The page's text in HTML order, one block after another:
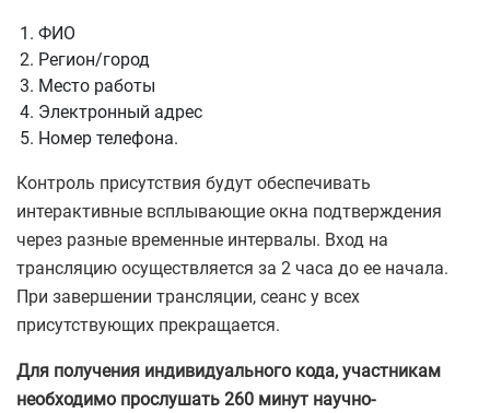
ФИО
Регион/город
Место работы
Электронный адрес
Номер телефона.
Контроль присутствия будут обеспечивать
интерактивные всплывающие окна подтверждения
через разные временные интервалы. Вход на
трансляцию осуществляется за 2 часа до ее начала.
При завершении трансляции, сеанс у всех
присутствующих прекращается.
Для получения индивидуального кода, участникам
необходимо прослушать 260 минут научно-